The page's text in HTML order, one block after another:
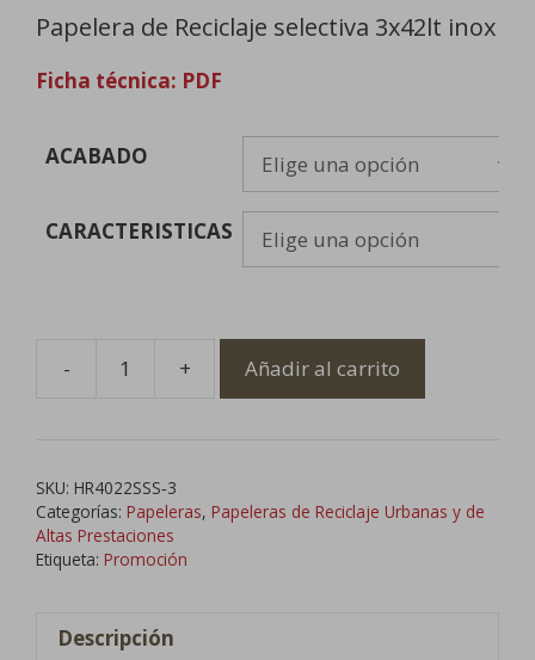
Papelera de Reciclaje selectiva 3x42lt inox
Ficha técnica: PDF
ACABADO
CARACTERISTICAS
-
Papelera
en
Acero
+ Añadir al carrito
SKU: HR4022SSS‐3
Categorías: Papeleras, Papeleras de Reciclaje Urbanas y de
Altas Prestaciones
Etiqueta: Promoción
Descripción